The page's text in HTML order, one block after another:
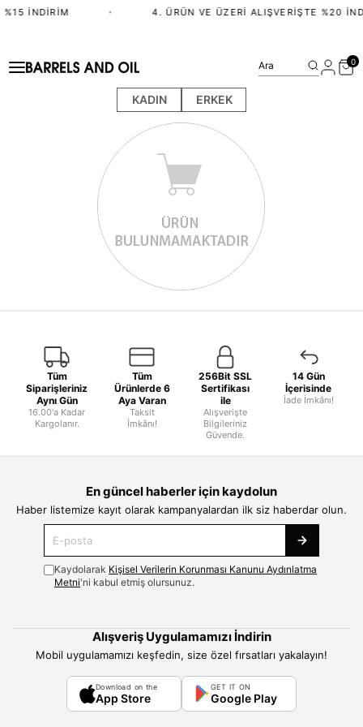
İNDIRIM • 4. ÜRÜN VE ÜZERI ALIŞVERIŞTE %20
KADIN ERKEK
Ara 0
Tüm
Siparişleriniz
Aynı Gün
16.00'a Kadar
Kargolanır.
Tüm
Ürünlerde 6
Aya Varan
Taksit
İmkânı!
256Bit SSL
Sertifikası
ile
Alışverişte
Bilgileriniz
Güvende.
14 Gün
İçerisinde
İade İmkânı!
En güncel haberler için kaydolun
Haber listemize kayıt olarak kampanyalardan ilk siz haberdar olun.
Kaydolarak Kişisel Verilerin Korunması Kanunu Aydınlatma
Metni'ni kabul etmiş olursunuz.
Alışveriş Uygulamamızı İndirin
Mobil uygulamamızı keşfedin, size özel fırsatları yakalayın!
Download on the
App Store
GET IT ON
Google Play